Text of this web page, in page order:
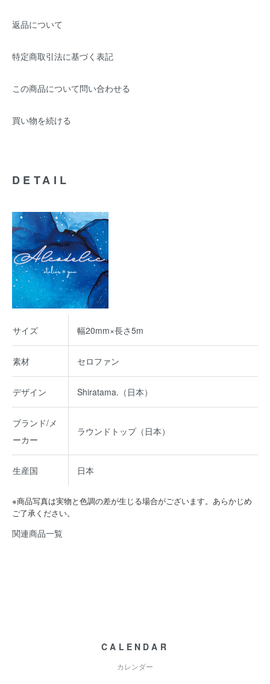
返品について
特定商取引法に基づく表記
この商品について問い合わせる
買い物を続ける
DETAIL
サイズ 幅20mm×長さ5m
素材 セロファン
デザイン Shiratama.（日本）
ブランド/メ
ーカー
ラウンドトップ（日本）
生産国 日本
※商品写真は実物と色調の差が生じる場合がございます。あらかじめ
ご了承ください。
関連商品一覧
CALENDAR
カレンダー